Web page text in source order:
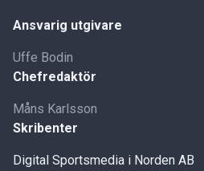
Ansvarig utgivare
Uffe Bodin
Chefredaktör
Måns Karlsson
Skribenter
Digital Sportsmedia i Norden AB